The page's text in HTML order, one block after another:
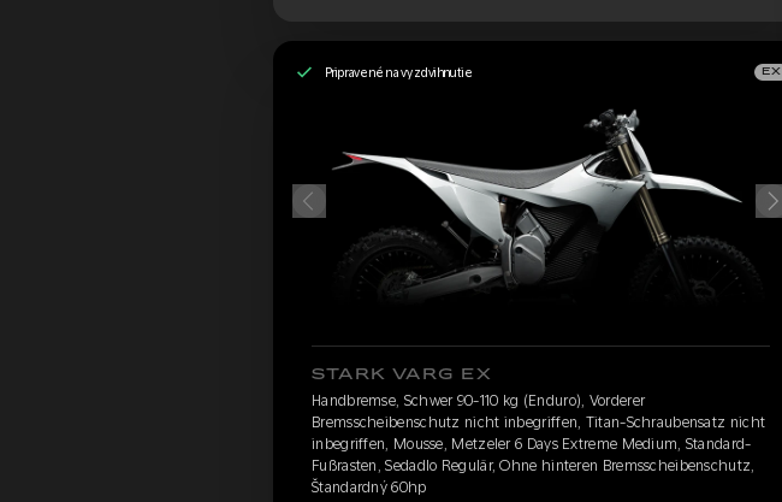
Pripravené na vyzdvihnutie EX
STARK VARG EX
Handbremse, Schwer 90-110 kg (Enduro), Vorderer
Bremsscheibenschutz nicht inbegriffen, Titan-Schraubensatz nicht
inbegriffen, Mousse, Metzeler 6 Days Extreme Medium, Standard-
Fußrasten, Sedadlo Regulär, Ohne hinteren Bremsscheibenschutz,
Štandardný 60hp